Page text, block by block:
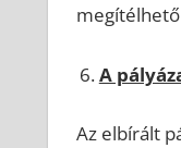
A
Az elbírált